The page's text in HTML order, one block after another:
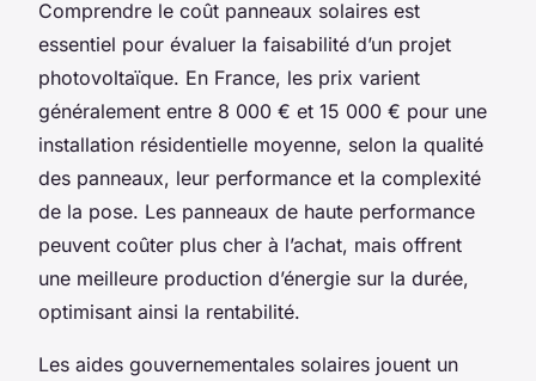
Comprendre le coût panneaux solaires est
essentiel pour évaluer la faisabilité d’un projet
photovoltaïque. En France, les prix varient
généralement entre 8 000 € et 15 000 € pour une
installation résidentielle moyenne, selon la qualité
des panneaux, leur performance et la complexité
de la pose. Les panneaux de haute performance
peuvent coûter plus cher à l’achat, mais offrent
une meilleure production d’énergie sur la durée,
optimisant ainsi la rentabilité.
Les aides gouvernementales solaires jouent un